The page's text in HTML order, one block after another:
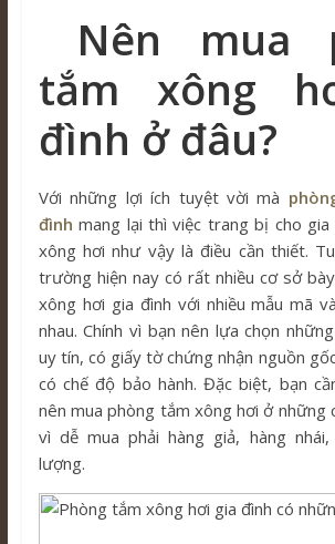
Nên mua
tắm xông
đình ở đâu?
Với những lợi ích tuyệt vời mà
đình mang lại thì việc trang bị cho
xông hơi như vậy là điều cần thiết.
trường hiện nay có rất nhiều cơ sở
xông hơi gia đình với nhiều mẫu mã
nhau. Chính vì bạn nên lựa chọn
uy tín, có giấy tờ chứng nhận nguồn
có chế độ bảo hành. Đặc biệt, bạn
nên mua phòng tắm xông hơi ở những
vì dễ mua phải hàng giả, hàng
lượng.